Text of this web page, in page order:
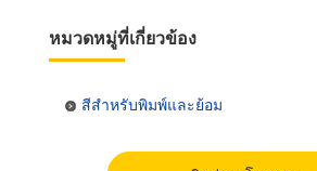
หมวดหมู่ที่เกี่ยวข้อง
สีสำหรับพิมพ์และย้อม